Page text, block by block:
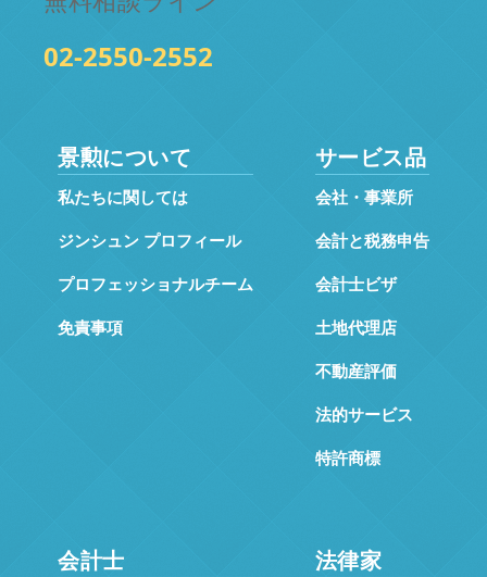
02-2550-2552
景勲について
私たちに関しては
ジンシュン プロフィール
プロフェッショナルチーム
免責事項
サービス品
会社・事業所
会計と税務申告
会計士ビザ
土地代理店
不動産評価
法的サービス
特許商標
会計士 法律家